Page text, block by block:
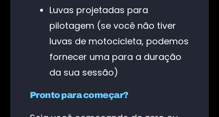
Luvas projetadas para
pilotagem (se você não tiver
luvas de motocicleta, podemos
fornecer uma para a duração
da sua sessão)
Pronto para começar?